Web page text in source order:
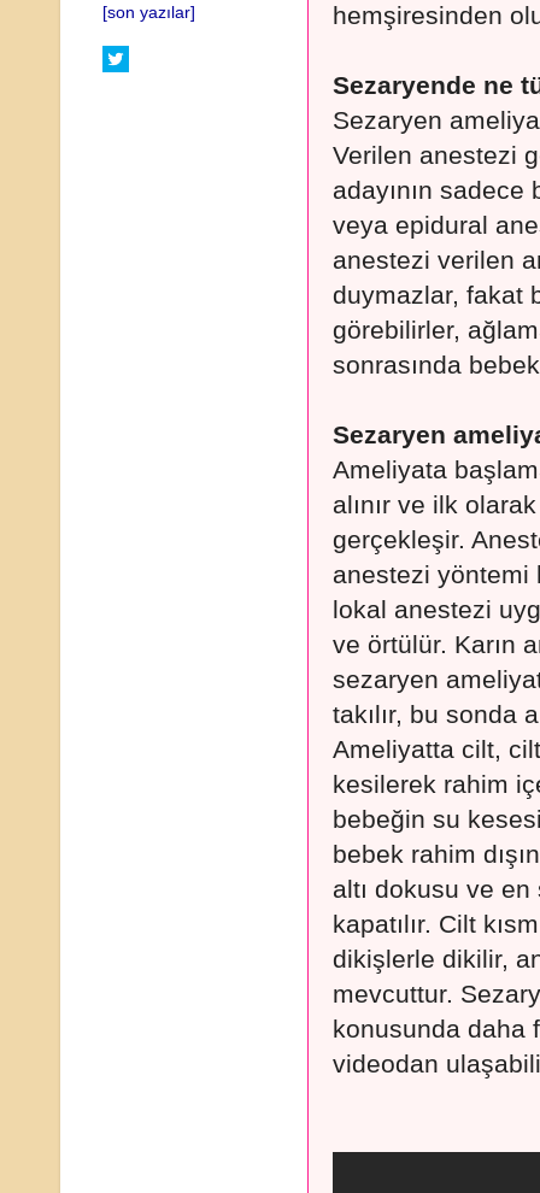
hemşiresinden
Sezaryende ne
Sezaryen
Verilen anestezi
adayının sadece
veya epidural
anestezi verilen
duymazlar, fakat
görebilirler,
sonrasında
Sezaryen
Ameliyata
alınır ve ilk
gerçekleşir.
anestezi yöntemi
lokal anestezi
ve örtülür. Karın
sezaryen
takılır, bu sonda
Ameliyatta cilt,
kesilerek rahim
bebeğin su
bebek rahim
altı dokusu ve
kapatılır. Cilt
dikişlerle dikilir,
mevcuttur.
konusunda daha
videodan
[son yazılar]